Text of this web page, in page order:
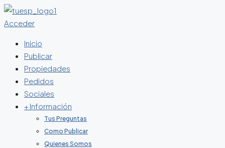
Acceder
Inicio
Publicar
Propiedades
Pedidos
Sociales
+ Información
Tus Preguntas
Como Publicar
Quienes Somos